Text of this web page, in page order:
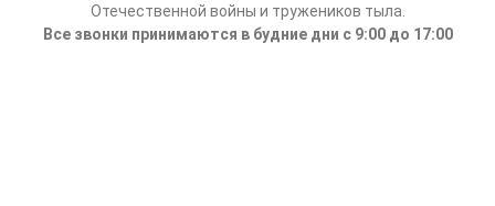
Отечественной войны и тружеников тыла.
Все звонки принимаются в будние дни с 9:00 до 17:00